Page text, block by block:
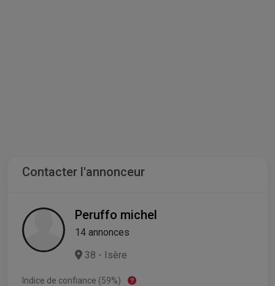
Contacter l'annonceur
Peruffo michel
14 annonces
38 - Isère
Indice de confiance (59%)